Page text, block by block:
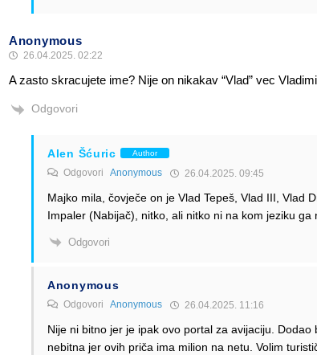
Anonymous
26.04.2025. 02:22
A zasto skracujete ime? Nije on nikakav “Vlad” vec
Odgovori
Alen Šćuric Author
Odgovori Anonymous 26.04.2025. 09:45
Majko mila, čovječe on je Vlad Tepeš, Vlad III, Vlad
Impaler (Nabijač), nitko, ali nitko ni na kom jeziku ga
Odgovori
Anonymous
Odgovori Anonymous 26.04.2025. 11:16
Nije ni bitno jer je ipak ovo portal za avijaciju.
nebitna jer ovih priča ima milion na netu. Volim